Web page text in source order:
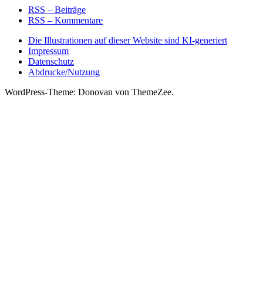
RSS – Beiträge
RSS – Kommentare
Die Illustrationen auf dieser Website sind KI-generiert
Impressum
Datenschutz
Abdrucke/Nutzung
WordPress-Theme: Donovan von ThemeZee.